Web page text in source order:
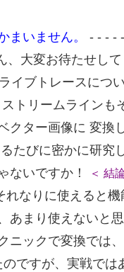
いません。
- - - -
大変お待たせし
イブトレースにつ
ストリームラインも
クター画像に 変換
たびに密かに研究
ないですか！
＜ 結
なりに使えると機
あまり使えないと
ニックで変換では
ですが、実戦では